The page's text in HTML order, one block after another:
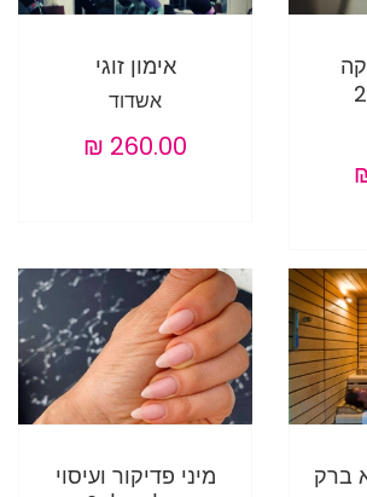
אימון זוגי
אשדוד
מיני פדיקור ועיסוי